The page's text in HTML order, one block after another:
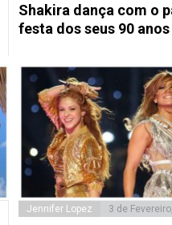
Shakira dança com o
festa dos seus 90 anos
Jennifer Lopez 3 de